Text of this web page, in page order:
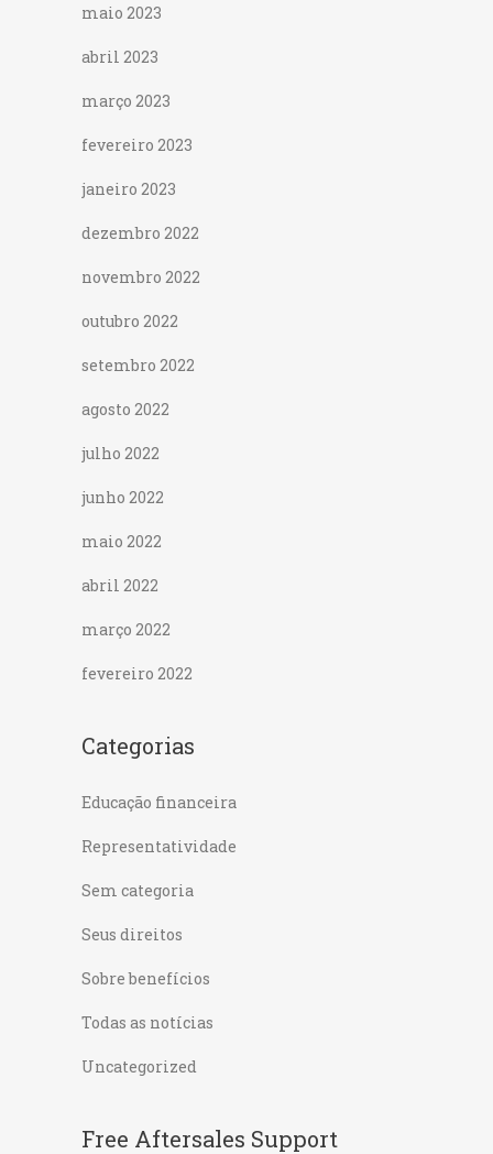
maio 2023
abril 2023
março 2023
fevereiro 2023
janeiro 2023
dezembro 2022
novembro 2022
outubro 2022
setembro 2022
agosto 2022
julho 2022
junho 2022
maio 2022
abril 2022
março 2022
fevereiro 2022
Categorias
Educação financeira
Representatividade
Sem categoria
Seus direitos
Sobre benefícios
Todas as notícias
Uncategorized
Free Aftersales Support